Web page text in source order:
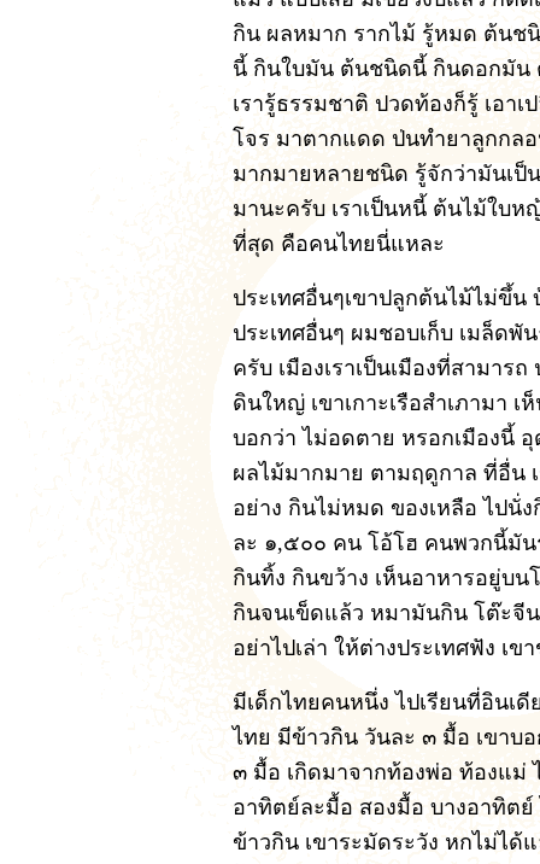
กิน ผลหมาก รากไม้ รู้หมด ต้น
นี้ กินใบมัน ต้นชนิดนี้ กินดอกมัน
เรารู้ธรรมชาติ ปวดท้องก็รู้ เอา
โจร มาตากแดด ป่นทำยาลูกกล
มากมายหลายชนิด รู้จักว่ามันเป็น
มานะครับ เราเป็นหนี้ ต้นไม้ใบ
ที่สุด คือคนไทยนี่แหละ
ประเทศอื่นๆเขาปลูกต้นไม้ไม่ขึ้น
ประเทศอื่นๆ ผมชอบเก็บ เมล็ด
ครับ เมืองเราเป็นเมืองที่สามา
ดินใหญ่ เขาเกาะเรือสำเภามา เ
บอกว่า ไม่อดตาย หรอกเมืองนี้
ผลไม้มากมาย ตามฤดูกาล ที่อื่น
อย่าง กินไม่หมด ของเหลือ ไปนั่ง
ละ ๑,๕๐๐ คน โอ้โฮ คนพวกนี้มัน
กินทิ้ง กินขว้าง เห็นอาหารอยู่บ
กินจนเข็ดแล้ว หมามันกิน โต๊ะจี
อย่าไปเล่า ให้ต่างประเทศฟัง เข
มีเด็กไทยคนหนึ่ง ไปเรียนที่อินเดี
ไทย มีข้าวกิน วันละ ๓ มื้อ เขาบ
๓ มื้อ เกิดมาจากท้องพ่อ ท้องแม่
อาทิตย์ละมื้อ สองมื้อ บางอาทิต
ข้าวกิน เขาระมัดระวัง หกไม่ไ